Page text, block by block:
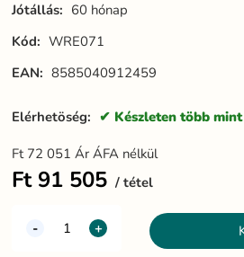
Jótállás: 60 hónap
Kód: WRE071
EAN: 8585040912459
Elérhetöség: Készleten több
Ft 72 051 Ár ÁFA nélkül
Ft 91 505 tétel